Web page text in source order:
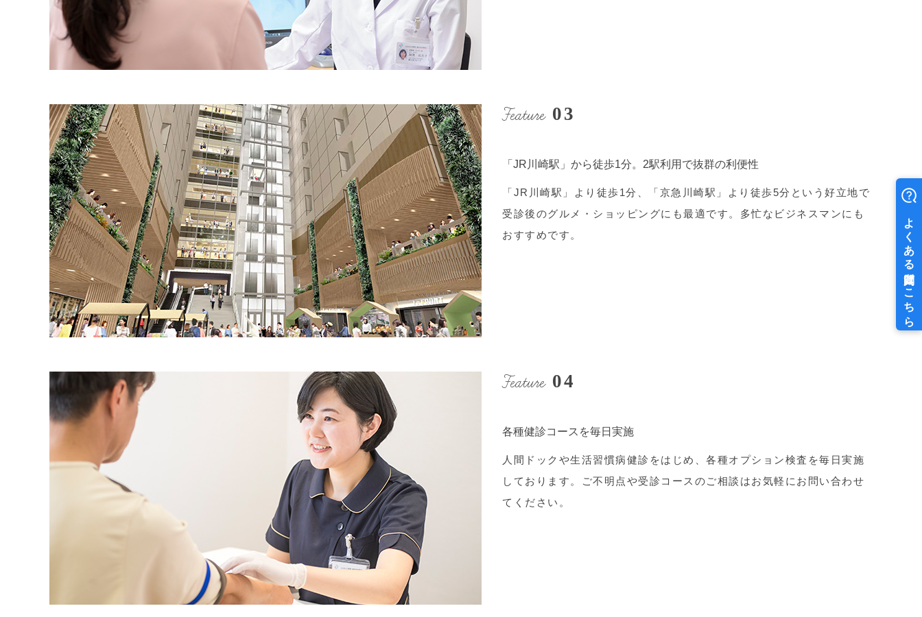
Feature 03
「JR川崎駅」から徒歩1分。2駅利用で抜群の利便性
「JR川崎駅」より徒歩1分、「京急川崎駅」より徒歩5分という好立地で
受診後のグルメ・ショッピングにも最適です。多忙なビジネスマンにも
おすすめです。
Feature 04
各種健診コースを毎日実施
人間ドックや生活習慣病健診をはじめ、各種オプション検査を毎日実施
しております。ご不明点や受診コースのご相談はお気軽にお問い合わせ
てください。